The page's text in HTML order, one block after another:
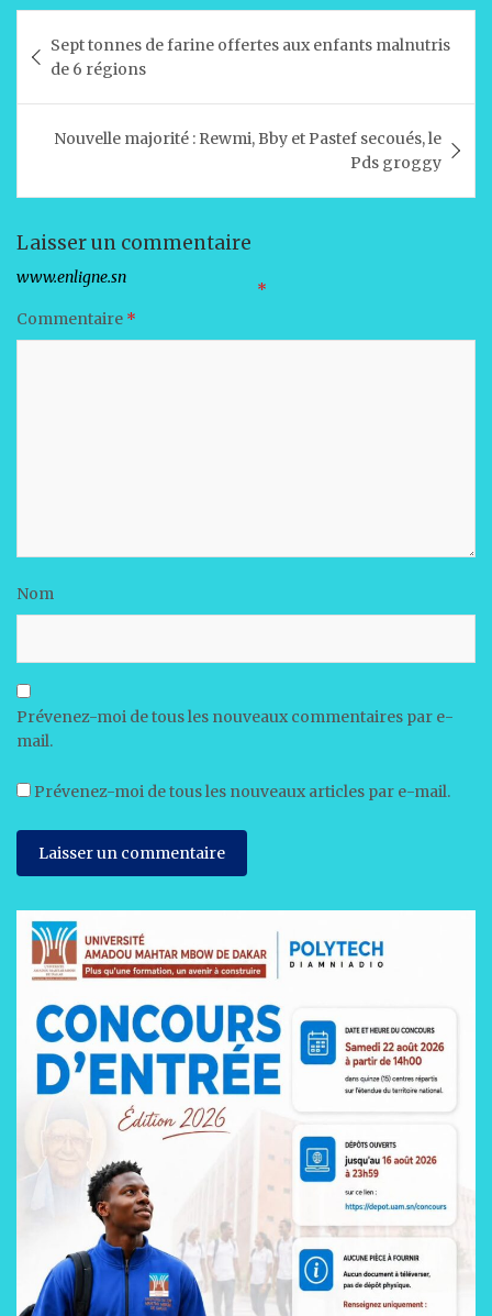
at
s
A
p
c
e
b
o
k
k
e
dI
n
ai
l
ta
g
er
de
l’article
Sept tonnes de farine offertes aux enfants malnutris
de 6 régions
Nouvelle majorité : Rewmi, Bby et Pastef secoués, le
Pds groggy
Laisser un commentaire
Votre adresse e-mail ne sera pas publiée.
Les champs obligatoires sont indiqués avec *
Commentaire *
Nom
Prévenez-moi de tous les nouveaux commentaires par e-
mail.
Prévenez-moi de tous les nouveaux articles par e-mail.